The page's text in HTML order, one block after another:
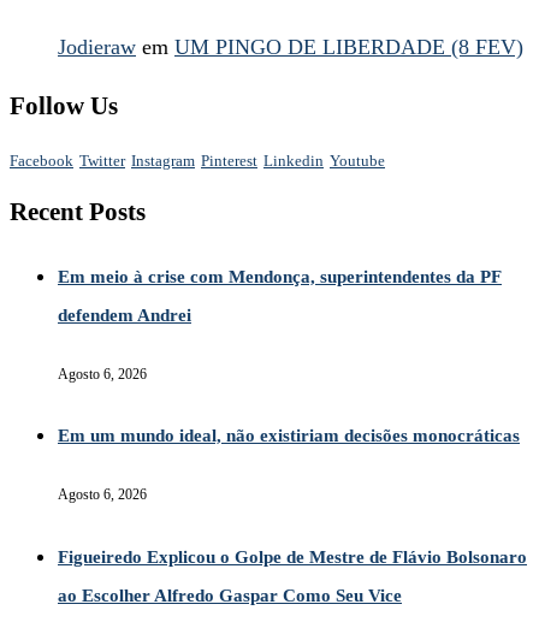
Jodieraw em UM PINGO DE LIBERDADE (8 FEV)
Follow Us
Facebook Twitter Instagram Pinterest Linkedin Youtube
Recent Posts
Em meio à crise com Mendonça, superintendentes da PF
defendem Andrei
Agosto 6, 2026
Em um mundo ideal, não existiriam decisões monocráticas
Agosto 6, 2026
Figueiredo Explicou o Golpe de Mestre de Flávio Bolsonaro
ao Escolher Alfredo Gaspar Como Seu Vice